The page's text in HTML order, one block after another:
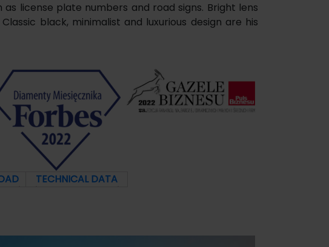
license plate numbers and road signs. Bright lens
black, minimalist and luxurious design are his
TECHNICAL DATA